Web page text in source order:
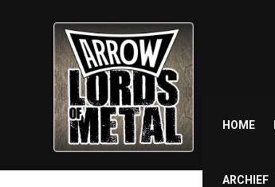
HOME
ARCHIEF